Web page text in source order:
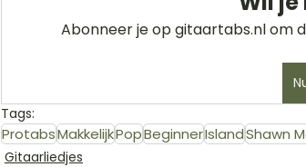
Abonneer je op gitaartabs.nl om
Tags:
ProtabsMakkelijkPopBeginnerIslandShawn
Gitaarliedjes